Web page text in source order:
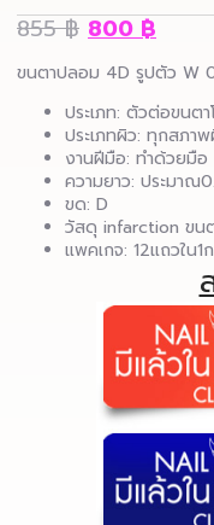
855฿ 800฿
ขนตาปลอม 4D รูปตัว W
ประเภท: ตัวต่อขนตา
ประเภทผิว: ทุกสภา
งานฝีมือ: ทำด้วยมือ
ความยาว: ประมาณ
ขด: D
วัสดุ infarction ขน
แพคเกจ: 12แถวใน1